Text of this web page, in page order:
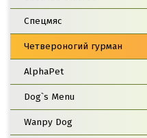
Спецмяс
Четвероногий гурман
AlphaPet
Dog`s Menu
Wanpy Dog